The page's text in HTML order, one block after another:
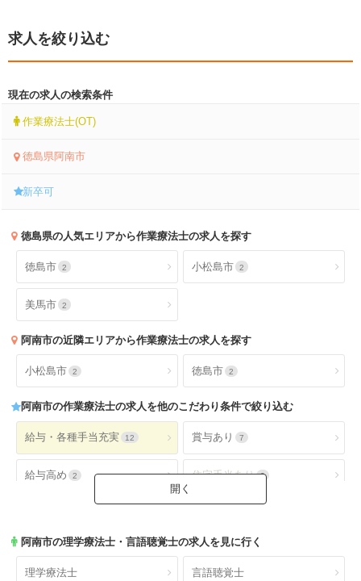
求人を絞り込む
現在の求人の検索条件
作業療法士(OT)
徳島県阿南市
新卒可
徳島県の人気エリアから作業療法士の求人を探す
徳島市 2 小松島市 2
美馬市 2
阿南市の近隣エリアから作業療法士の求人を探す
小松島市 2 徳島市 2
阿南市の作業療法士の求人を他のこだわり条件で絞り込む
給与・各種手当充実 12 賞与あり 7
給与高め 2 住宅手当あり 0
就業時間・休日が魅力 土日休み
阿南市の理学療法士・言語聴覚士の求人を見に行く
理学療法士 言語聴覚士